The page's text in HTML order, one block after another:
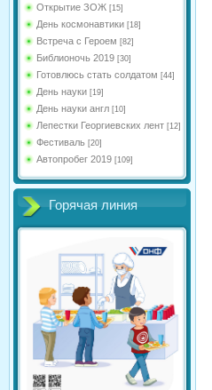
Открытие ЗОЖ [15]
День космонавтики [18]
Встреча с Героем [82]
Библионочь 2019 [30]
Готовлюсь стать солдатом [44]
День науки [19]
День науки англ [10]
Лепестки Георгиевских лент [12]
Фестиваль [20]
Автопробег 2019 [109]
Горячая линия